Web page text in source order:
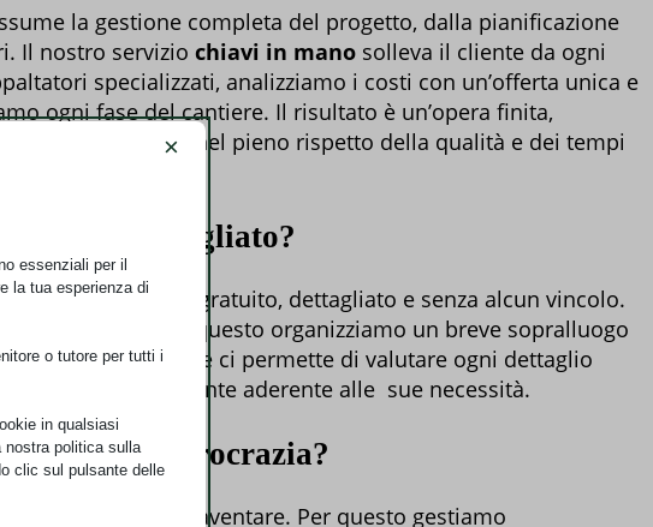
la gestione completa del progetto, dalla pianificazione
Il nostro serviziochiavi in mano solleva il cliente da ogni
specializzati, analizziamo i costi con un’offerta unica e
ogni fase del cantiere. Il risultato è un’opera finita,
consegnata nel pieno rispetto della qualità e dei tempi
e dettagliato?
un preventivo gratuito, dettagliato e senza alcun vincolo.
fondamentale: per questo organizziamo un breve sopralluogo
impegno, che ci permette di valutare ogni dettaglio
dei costi realmente aderente alle sue necessità.
e burocrazia?
possano spaventare. Per questo gestiamo
×
essenziali per il
la tua esperienza di
o tutore per tutti i
in qualsiasi
nostra politica sulla
clic sul pulsante delle